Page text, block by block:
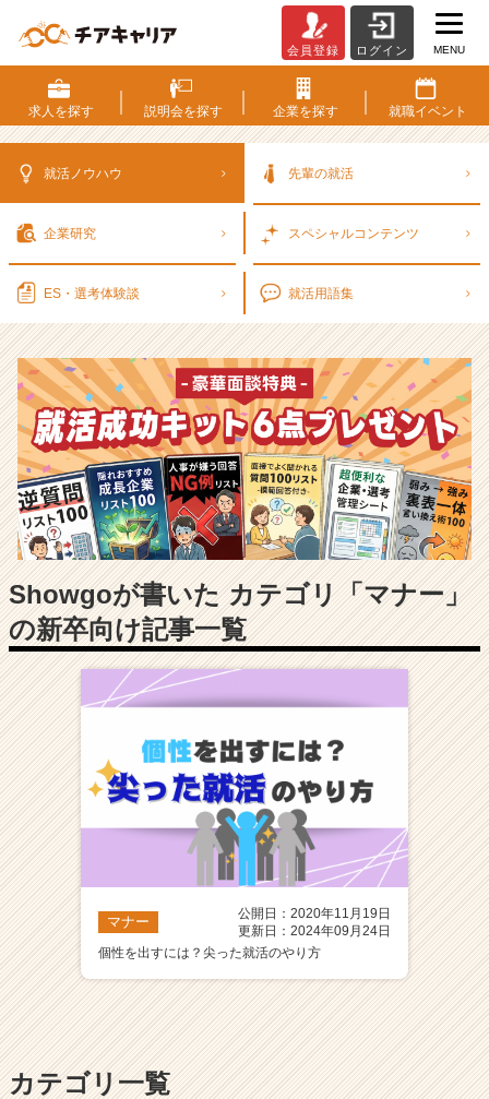
考
対
策・
ウ
ベ
ン
チ
ャ
ー・
成
長
企
業
か
ら
ス
カ
ウ
ト
が
く
就
活
イ
チ
ャ
リ
会員登録 ログイン MENU
求人を探す 説明会を探す 企業を探す 就職イベント
就活ノウハウ 先輩の就活
企業研究 スペシャルコンテンツ
ES・選考体験談 就活用語集
Showgoが書いた カテゴリ「マナー」
の新卒向け記事一覧
マナー
公開日：2020年11月19日
更新日：2024年09月24日
個性を出すには？尖った就活のやり方
カテゴリ一覧